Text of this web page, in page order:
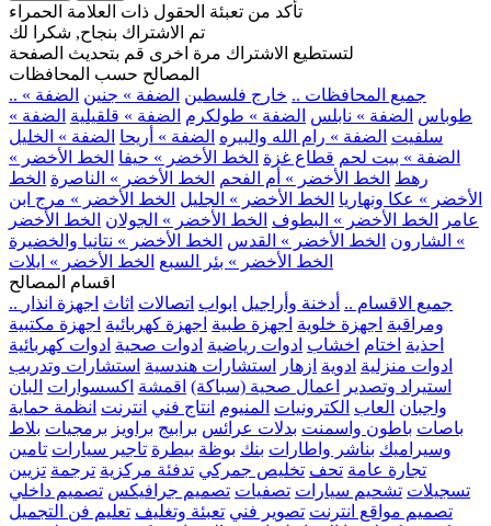
تأكد من تعبئة الحقول ذات العلامة الحمراء
تم الاشتراك بنجاح, شكرا لك
لتستطيع الاشتراك مرة اخرى قم بتحديث الصفحة
المصالح حسب المحافظات
.. جميع المحافظات .. خارج فلسطين الضفة » جنين الضفة »
طوباس الضفة » نابلس الضفة » طولكرم الضفة » قلقيلية الضفة »
سلفيت الضفة » رام الله والبيره الضفة » أريحا الضفة » الخليل
الضفة » بيت لحم قطاع غزة الخط الأخضر » حيفا الخط الأخضر »
رهط الخط الأخضر » أم الفحم الخط الأخضر » الناصرة الخط
الأخضر » عكا ونهاريا الخط الأخضر » الجليل الخط الأخضر » مرج ابن
عامر
الخط الأخضر » البطوف الخط الأخضر » الجولان الخط الأخضر
» الشارون الخط الأخضر » القدس الخط الأخضر » نتانيا والخضيرة
الخط الأخضر » بئر السبع الخط الأخضر » ايلات
اقسام المصالح
.. جميع الاقسام .. أدخنة وأراجيل ابواب اتصالات اثاث اجهزة انذار
ومراقبة اجهزة خلوية اجهزة طبية اجهزة كهربائية اجهزة مكتبية
احذية اختام اخشاب ادوات رياضية ادوات صحية ادوات كهربائية
ادوات منزلية ادوية ازهار استشارات هندسية استشارات وتدريب
استيراد وتصدير
اعمال صحية (سباكة) اقمشة اكسسوارات البان
واجبان العاب الكترونيات المنيوم انتاج فني انترنت انظمة حماية
باصات باطون واسمنت بدلات عرائس برابيج براويز برمجيات بلاط
وسيراميك بناشر واطارات بنك بوظة بيطرة تاجير سيارات تامين
تجارة عامة تحف تخليص جمركي تدفئة مركزية ترجمة تزيين
تسجيلات تشحيم سيارات تصفيات تصميم جرافيكس تصميم داخلي
تصميم مواقع انترنت تصوير فني تعبئة وتغليف تعليم فن التجميل